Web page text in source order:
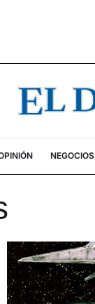
NEGOCIOS